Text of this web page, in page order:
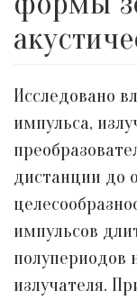
Исследовано
импульса,
дистанции до
импульсов
полупериодов
излучателя.